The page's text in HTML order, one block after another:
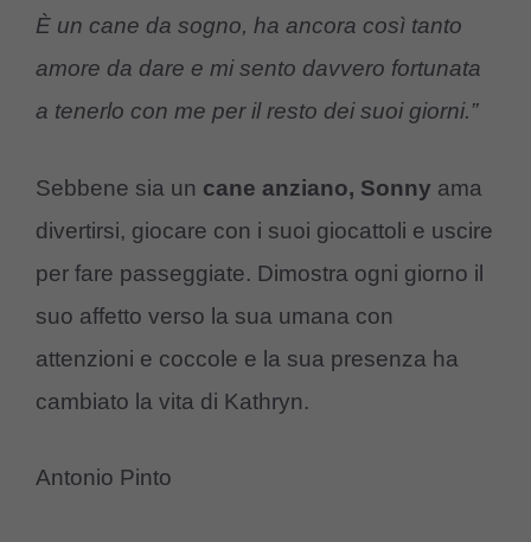
È un cane da sogno, ha ancora così tanto
amore da dare e mi sento davvero fortunata
a tenerlo con me per il resto dei suoi giorni.”
Sebbene sia un cane anziano, Sonny ama
divertirsi, giocare con i suoi giocattoli e uscire
per fare passeggiate. Dimostra ogni giorno il
suo affetto verso la sua umana con
attenzioni e coccole e la sua presenza ha
cambiato la vita di Kathryn.
Antonio Pinto